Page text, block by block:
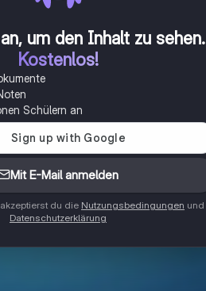
um den Inhalt zu sehen.
Kostenlos!
Schülern an
Mit E-Mail anmelden
du die Nutzungsbedingungen und
Datenschutzerklärung